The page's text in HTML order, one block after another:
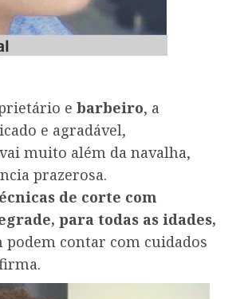
e barbeiro, a
e agradável,
muito além da navalha,
prazerosa.
de corte com
para todas as idades,
podem contar com cuidados